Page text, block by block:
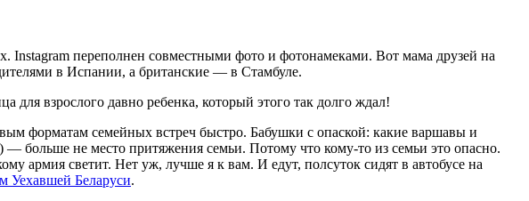
переполнен совместными фото и фотонамеками. Вот мама друзей на
в Испании, а британские — в Стамбуле.
взрослого давно ребенка, который этого так долго ждал!
форматам семейных встреч быстро. Бабушки с опаской: какие варшавы и
больше не место притяжения семьи. Потому что кому-то из семьи это опасно.
армия светит. Нет уж, лучше я к вам. И едут, полсуток сидят в автобусе на
Уехавшей Беларуси.